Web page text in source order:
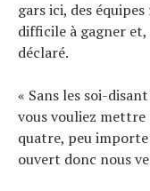
gars ici, des
difficile à gagner
déclaré.
« Sans les soi-
vous vouliez
quatre, peu
ouvert donc nous